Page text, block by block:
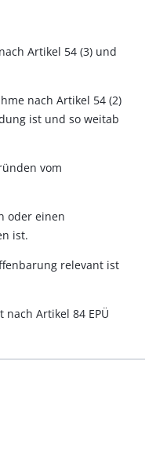
Artikel 54 (3) und
nach Artikel 54 (2)
ist und so weitab
vom
oder einen
ist.
relevant ist
Artikel 84 EPÜ